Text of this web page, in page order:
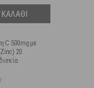
C 500mg με
20